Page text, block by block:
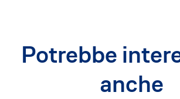
Potrebbe
anche